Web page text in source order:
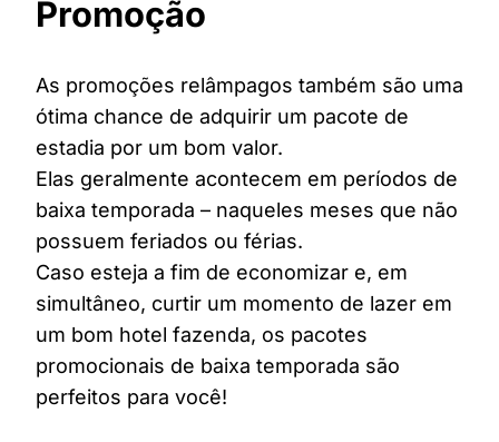
Promoção
As promoções relâmpagos também são uma
ótima chance de adquirir um pacote de
estadia por um bom valor.
Elas geralmente acontecem em períodos de
baixa temporada – naqueles meses que não
possuem feriados ou férias.
Caso esteja a fim de economizar e, em
simultâneo, curtir um momento de lazer em
um bom hotel fazenda, os pacotes
promocionais de baixa temporada são
perfeitos para você!